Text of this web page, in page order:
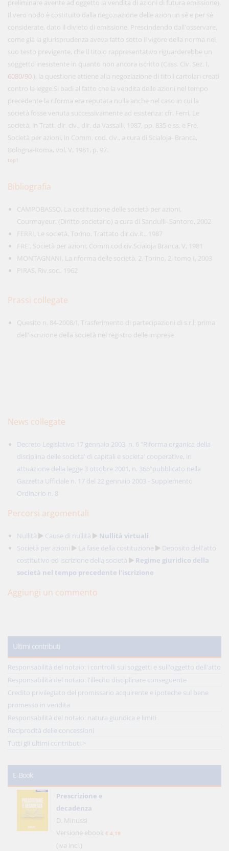
preliminare avente ad oggetto la vendita di azioni di futura emissione).
Il vero nodo è costituito dalla negoziazione delle azioni in sè e per sè
considerate, dato il divieto di emissione. Prescindendo dall'osservare,
come già la giurisprudenza aveva fatto sotto il vigore della norma nel
suo testo previgente, che il titolo rappresentativo riguarderebbe un
soggetto inesistente in quanto non ancora iscritto (Cass. Civ. Sez. I,
6080/90 ), la questione attiene alla negoziazione di titoli cartolari creati
contro la legge.Si badi al fatto che la vendita delle azioni nel tempo
precedente la riforma era reputata nulla anche nel caso in cui la
società fosse venuta successivamente ad esistenza: cfr. Ferri, Le
società, in Tratt. dir. civ., dir. da Vassalli, 1987, pp. 835 e ss. e Frè,
Società per azioni, in Comm. cod. civ., a cura di Scialoja- Branca,
Bologna-Roma, vol. V, 1981, p. 97.
top1
Bibliografia
CAMPOBASSO, La costituzione delle società per azioni,
Courmayeur, (Diritto societario) a cura di Sandulli- Santoro, 2002
FERRI, Le società, Torino, Trattato dir.civ.it., 1987
FRE', Società per azioni, Comm.cod.civ.Scialoja Branca, V, 1981
MONTAGNANI, La riforma delle società, 2, Torino, 2, tomo I, 2003
PIRAS, Riv.soc., 1962
Prassi collegate
Quesito n. 84-2008/I, Trasferimento di partecipazioni di s.r.l. prima
dell'iscrizione della società nel registro delle imprese
News collegate
Decreto Legislativo 17 gennaio 2003, n. 6 "Riforma organica della
disciplina delle societa' di capitali e societa' cooperative, in
attuazione della legge 3 ottobre 2001, n. 366"pubblicato nella
Gazzetta Ufficiale n. 17 del 22 gennaio 2003 - Supplemento
Ordinario n. 8
Percorsi argomentali
Nullità Cause di nullità
Nullità virtuali
Società per azioni
La fase della costituzione
Deposito dell'atto
costitutivo ed iscrizione della società
Regime giuridico della
società nel tempo precedente l'iscrizione
Aggiungi un commento
Ultimi contributi
Responsabilità del notaio: i controlli sui soggetti e sull'oggetto dell'atto
Responsabilità del notaio: l'illecito disciplinare conseguente
Credito privilegiato del promissario acquirente e ipoteche sul bene
promesso in vendita
Responsabilità del notaio: natura giuridica e limiti
Reciprocità delle concessioni
Tutti gli ultimi contributi >
E-Book
Prescrizione e
decadenza
D. Minussi
Versione ebook € 4,19
(iva incl.)